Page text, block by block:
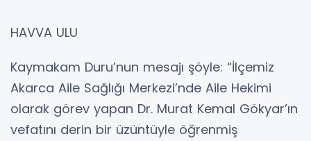
HAVVA ULU
Kaymakam Duru’nun mesajı şöyle: “İlçemiz
Akarca Aile Sağlığı Merkezi’nde Aile Hekimi
olarak görev yapan Dr. Murat Kemal Gökyar’ın
vefatını derin bir üzüntüyle öğrenmiş